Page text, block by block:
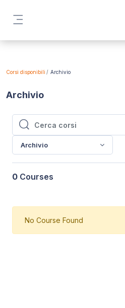
Corsi disponibili Archivio
Archivio
Cerca corsi
Cerca corsi
Archivio
0 Courses
No Course Found